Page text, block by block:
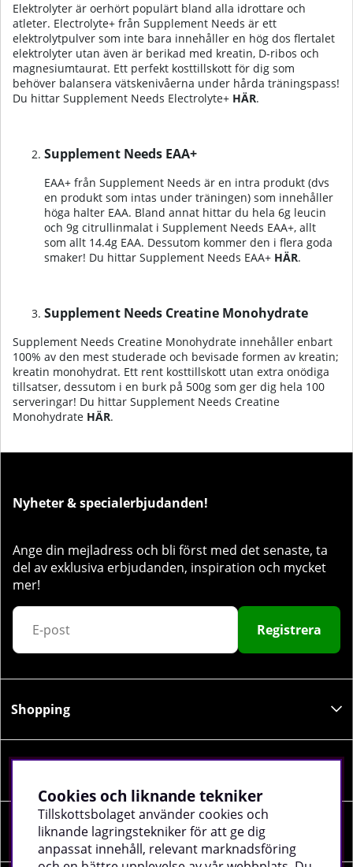
Elektrolyter är oerhört populärt bland alla idrottare och
atleter. Electrolyte+ från Supplement Needs är ett
elektrolytpulver som inte bara innehåller en hög dos flertalet
elektrolyter utan även är berikad med kreatin, D-ribos och
magnesiumtaurat. Ett perfekt kosttillskott för dig som
behöver balansera vätskenivåerna under hårda träningspass!
Du hittar Supplement Needs Electrolyte+ HÄR.
Supplement Needs EAA+
EAA+ från Supplement Needs är en intra produkt (dvs
en produkt som intas under träningen) som innehåller
höga halter EAA. Bland annat hittar du hela 6g leucin
och 9g citrullinmalat i Supplement Needs EAA+, allt
som allt 14.4g EAA. Dessutom kommer den i flera goda
smaker! Du hittar Supplement Needs EAA+ HÄR.
Supplement Needs Creatine Monohydrate
Supplement Needs Creatine Monohydrate innehåller enbart
100% av den mest studerade och bevisade formen av kreatin;
kreatin monohydrat. Ett rent kosttillskott utan extra onödiga
tillsatser, dessutom i en burk på 500g som ger dig hela 100
serveringar! Du hittar Supplement Needs Creatine
Monohydrate HÄR.
Nyheter & specialerbjudanden!
Ange din mejladress och bli först med det senaste, ta
del av exklusiva erbjudanden, inspiration och mycket
mer!
Registrera
Shopping
Sociala medier
Cookies och liknande tekniker
Tillskottsbolaget använder cookies och
liknande lagringstekniker för att ge dig
anpassat innehåll, relevant marknadsföring